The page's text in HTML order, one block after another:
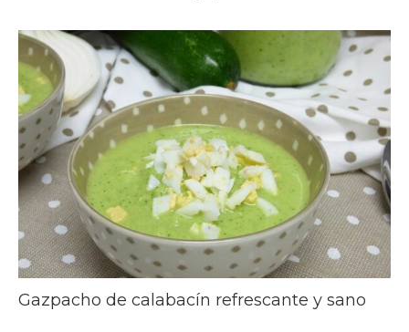
Gazpacho de calabacín refrescante y sano